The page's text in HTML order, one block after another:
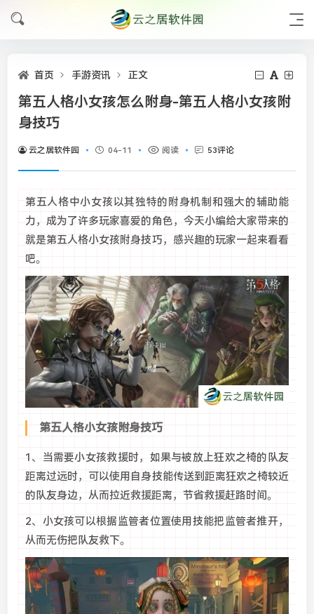
首页 手游资讯 正文
第五人格小女孩怎么附身-第五人格小女孩附
身技巧
云之居软件园 04-11 阅读 53评论
第五人格中小女孩以其独特的附身机制和强大的辅助能
力，成为了许多玩家喜爱的角色，今天小编给大家带来的
就是第五人格小女孩附身技巧，感兴趣的玩家一起来看看
吧。
第五人格小女孩附身技巧
1、当需要小女孩救援时，如果与被放上狂欢之椅的队友
距离过远时，可以使用自身技能传送到距离狂欢之椅较近
的队友身边，从而拉近救援距离，节省救援赶路时间。
2、小女孩可以根据监管者位置使用技能把监管者推开，
从而无伤把队友救下。